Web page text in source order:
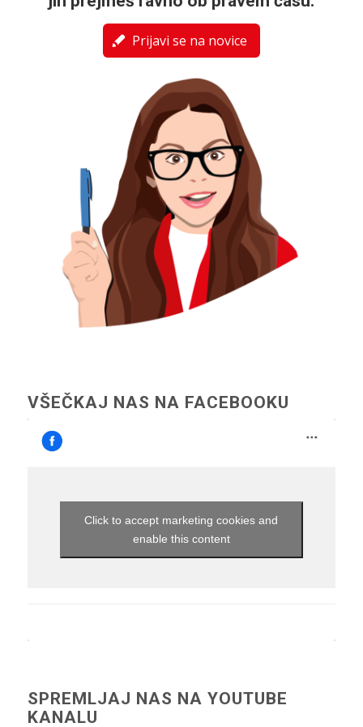
Prijavi se na novice
VŠEČKAJ NAS NA FACEBOOKU
Click to accept marketing cookies and
enable this content
SPREMLJAJ NAS NA YOUTUBE
KANALU